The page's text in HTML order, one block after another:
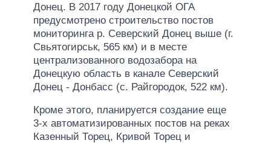
Донец. В 2017 году Донецкой ОГА
предусмотрено строительство постов
мониторинга р. Северский Донец выше (г.
Свьятогирськ, 565 км) и в месте
централизованного водозабора на
Донецкую область в канале Северский
Донец - Донбасс (с. Райгородок, 522 км).
Кроме этого, планируется создание еще
3-х автоматизированных постов на реках
Казенный Торец, Кривой Торец и